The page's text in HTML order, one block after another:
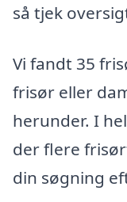
så tjek
Vi fandt 35
frisør eller
herunder. I
der flere
din søgning